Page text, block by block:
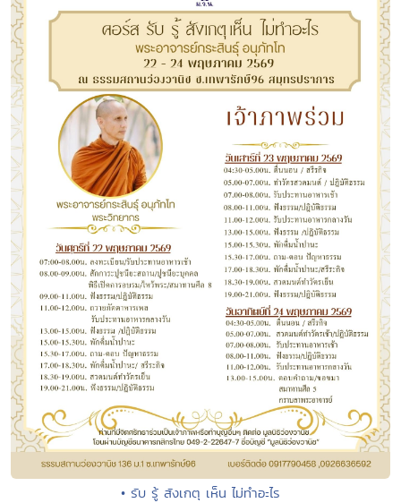
• รับ รู้ สังเกตุ เห็น ไม่ทำอะไร